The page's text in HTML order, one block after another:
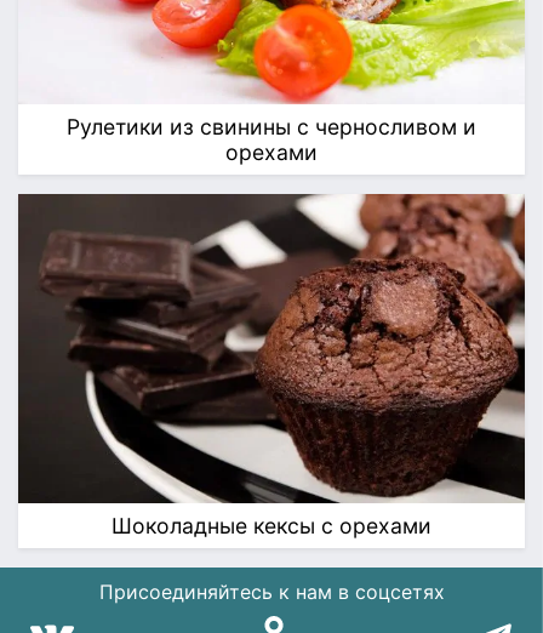
Рулетики из свинины с черносливом и
орехами
Шоколадные кексы с орехами
Присоединяйтесь к нам в соцсетях